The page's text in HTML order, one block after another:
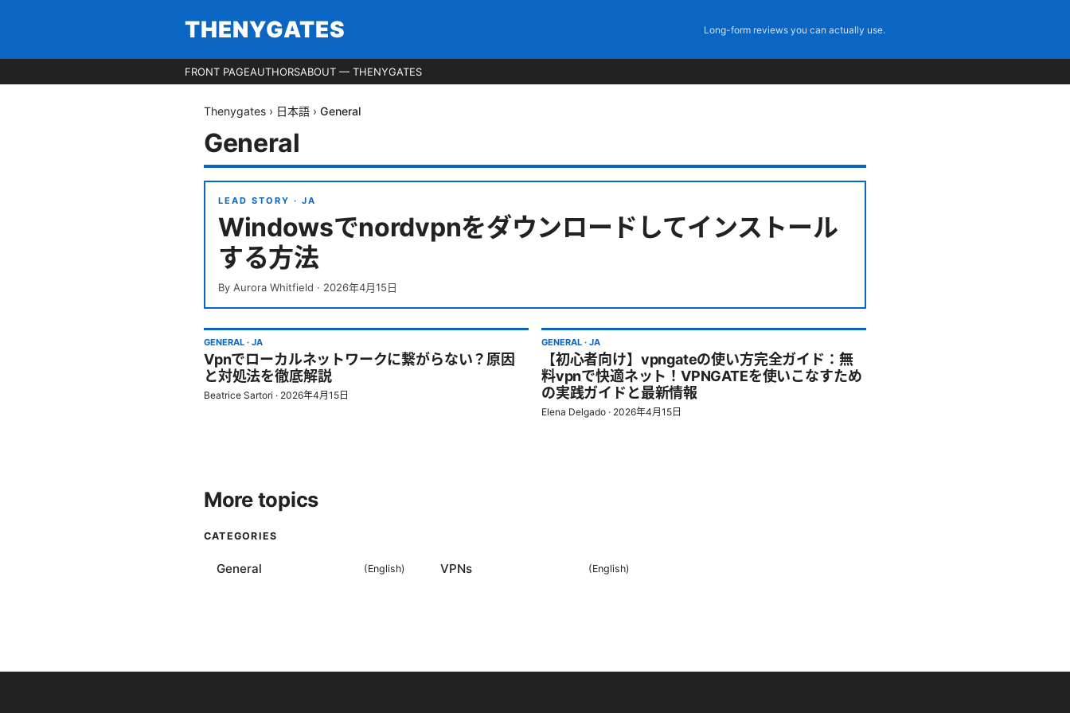
THENYGATES Long-form reviews you can actually use.
FRONT PAGEAUTHORSABOUT — THENYGATES
Thenygates › 日本語 › General
General
LEAD STORY · JA
Windowsでnordvpnをダウンロードしてインストール
する方法
By Aurora Whitfield · 2026年4月15日
GENERAL · JA
Vpnでローカルネットワークに繋がらない？原因
と対処法を徹底解説
Beatrice Sartori · 2026年4月15日
GENERAL · JA
【初心者向け】vpngateの使い方完全ガイド：無
料vpnで快適ネット！VPNGATEを使いこなすため
の実践ガイドと最新情報
Elena Delgado · 2026年4月15日
More topics
CATEGORIES
General (English) VPNs (English)